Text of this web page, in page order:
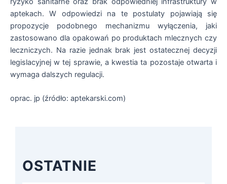
aptekach. W odpowiedzi na te postulaty pojawiają się
propozycje podobnego mechanizmu wyłączenia, jaki
zastosowano dla opakowań po produktach mlecznych czy
leczniczych. Na razie jednak brak jest ostatecznej decyzji
legislacyjnej w tej sprawie, a kwestia ta pozostaje otwarta i
wymaga dalszych regulacji.
oprac. jp (źródło: aptekarski.com)
OSTATNIE